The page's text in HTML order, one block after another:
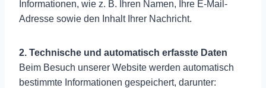
Informationen, wie z. B. Ihren Namen, Ihre E-Mail-
Adresse sowie den Inhalt Ihrer Nachricht.
2. Technische und automatisch erfasste Daten
Beim Besuch unserer Website werden automatisch
bestimmte Informationen gespeichert, darunter: